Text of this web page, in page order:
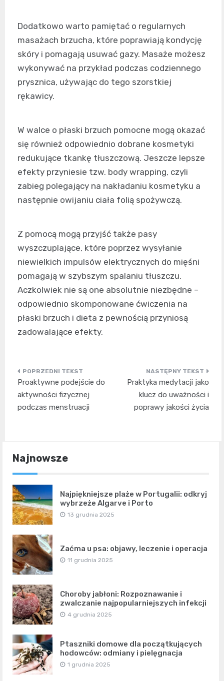
Dodatkowo warto pamiętać o regularnych
masażach brzucha, które poprawiają kondycję
skóry i pomagają usuwać gazy. Masaże możesz
wykonywać na przykład podczas codziennego
prysznica, używając do tego szorstkiej
rękawicy.
W walce o płaski brzuch pomocne mogą okazać
się również odpowiednio dobrane kosmetyki
redukujące tkankę tłuszczową. Jeszcze lepsze
efekty przyniesie tzw. body wrapping, czyli
zabieg polegający na nakładaniu kosmetyku a
następnie owijaniu ciała folią spożywczą.
Z pomocą mogą przyjść także pasy
wyszczuplające, które poprzez wysyłanie
niewielkich impulsów elektrycznych do mięśni
pomagają w szybszym spalaniu tłuszczu.
Aczkolwiek nie są one absolutnie niezbędne –
odpowiednio skomponowane ćwiczenia na
płaski brzuch i dieta z pewnością przyniosą
zadowalające efekty.
Nawigacja
wpisu
Proaktywne podejście do
aktywności fizycznej
podczas menstruacji
Praktyka medytacji jako
klucz do uważności i
poprawy jakości życia
Najnowsze
Najpiękniejsze plaże w Portugalii: odkryj
wybrzeże Algarve i Porto
13 grudnia 2025
Zaćma u psa: objawy, leczenie i operacja
11 grudnia 2025
Choroby jabłoni: Rozpoznawanie i
zwalczanie najpopularniejszych infekcji
4 grudnia 2025
Ptaszniki domowe dla początkujących
hodowców: odmiany i pielęgnacja
1 grudnia 2025